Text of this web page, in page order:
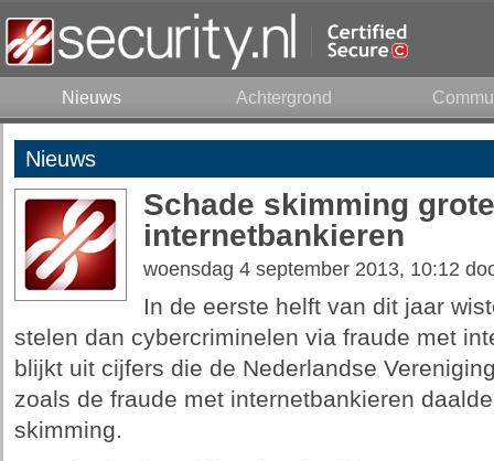
Nieuws Achtergrond
Nieuws
Schade skimming
internetbankieren
woensdag 4 september 2013, 10:12
In de eerste helft van dit jaar
stelen dan cybercriminelen via fraude met
blijkt uit cijfers die de Nederlandse
zoals de fraude met internetbankieren
skimming.